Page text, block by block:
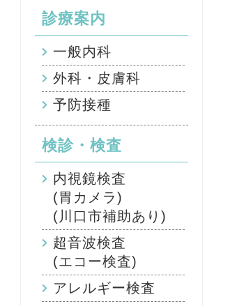
診療案内
一般内科
外科・皮膚科
予防接種
検診・検査
内視鏡検査
(胃カメラ)
(川口市補助あり)
超音波検査
(エコー検査)
アレルギー検査